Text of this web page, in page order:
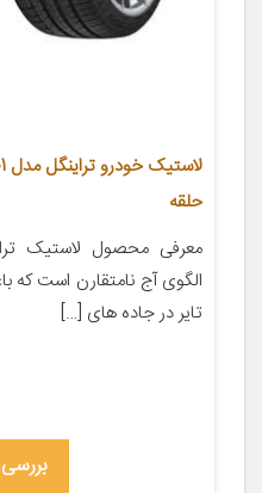
حلقه
الگوی آج نامتقارن است
تایر در جاده های […]